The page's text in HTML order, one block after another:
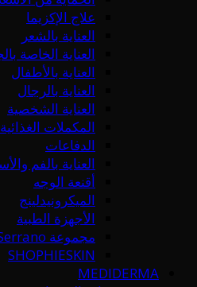
علاج الإكزيما
العناية بالشعر
العناية الخاصة
العناية بالأطفال
العناية بالرجال
العناية الشخصية
المكملات الغذائية
الدفاعات
العناية بالفم
أقنعة الوجه
الميكرونيدلينج
الأجهزة الطبية
مجموعة Dr. Serrano
SHOPHIESKIN
MEDIDERMA